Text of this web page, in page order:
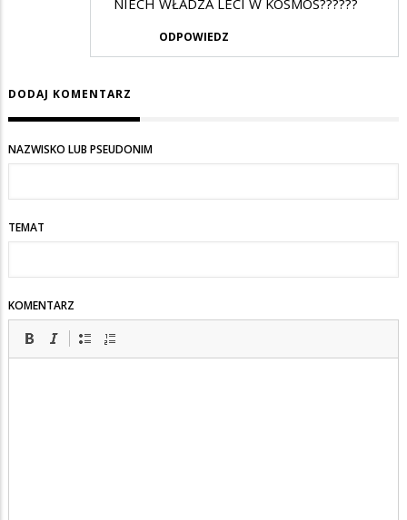
NIECH WŁADZA LECI W KOSMOS??????
ODPOWIEDZ
DODAJ KOMENTARZ
NAZWISKO LUB PSEUDONIM
TEMAT
KOMENTARZ